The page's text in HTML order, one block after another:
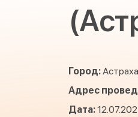
Город:
Адрес
Дата: